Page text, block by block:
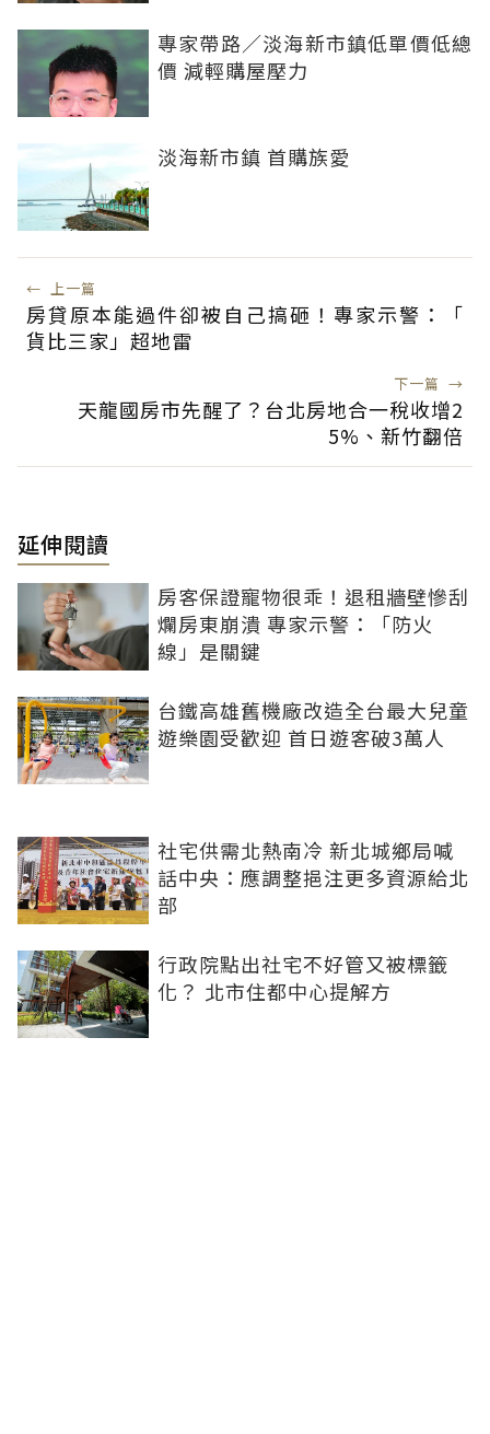
專家帶路／淡海新市鎮低單價低總
價 減輕購屋壓力
淡海新市鎮 首購族愛
← 上一篇
房貸原本能過件卻被自己搞砸！專家示警：「
貨比三家」超地雷
下一篇 →
天龍國房市先醒了？台北房地合一稅收增2
5%、新竹翻倍
延伸閱讀
房客保證寵物很乖！退租牆壁慘刮
爛房東崩潰 專家示警：「防火
線」是關鍵
台鐵高雄舊機廠改造全台最大兒童
遊樂園受歡迎 首日遊客破3萬人
社宅供需北熱南冷 新北城鄉局喊
話中央：應調整挹注更多資源給北
部
行政院點出社宅不好管又被標籤
化？ 北市住都中心提解方